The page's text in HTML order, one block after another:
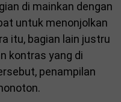
di mainkan dengan
untuk menonjolkan
itu, bagian lain justru
kontras yang di
penampilan